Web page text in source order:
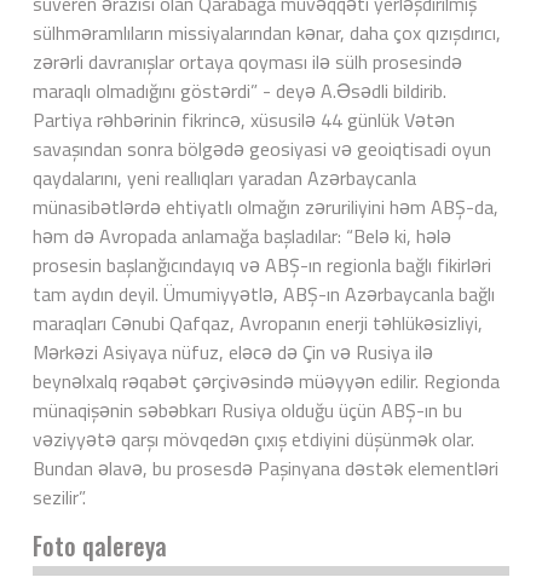
sülhməramlıların missiyalarından kənar, daha çox qızışdırıcı,
zərərli davranışlar ortaya qoyması ilə sülh prosesində
maraqlı olmadığını göstərdi” - deyə A.Əsədli bildirib.
Partiya rəhbərinin fikrincə, xüsusilə 44 günlük Vətən
savaşından sonra bölgədə geosiyasi və geoiqtisadi oyun
qaydalarını, yeni reallıqları yaradan Azərbaycanla
münasibətlərdə ehtiyatlı olmağın zəruriliyini həm ABŞ-da,
həm də Avropada anlamağa başladılar: “Belə ki, hələ
prosesin başlanğıcındayıq və ABŞ-ın regionla bağlı fikirləri
tam aydın deyil. Ümumiyyətlə, ABŞ-ın Azərbaycanla bağlı
maraqları Cənubi Qafqaz, Avropanın enerji təhlükəsizliyi,
Mərkəzi Asiyaya nüfuz, eləcə də Çin və Rusiya ilə
beynəlxalq rəqabət çərçivəsində müəyyən edilir. Regionda
münaqişənin səbəbkarı Rusiya olduğu üçün ABŞ-ın bu
vəziyyətə qarşı mövqedən çıxış etdiyini düşünmək olar.
Bundan əlavə, bu prosesdə Paşinyana dəstək elementləri
sezilir”.
Foto qalereya